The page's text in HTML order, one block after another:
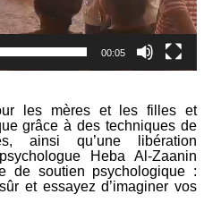
00:05
les mères et les filles et
grâce à des techniques de
ainsi qu’une libération
Heba Al-Zaanin
de soutien psychologique :
et essayez d’imaginer vos